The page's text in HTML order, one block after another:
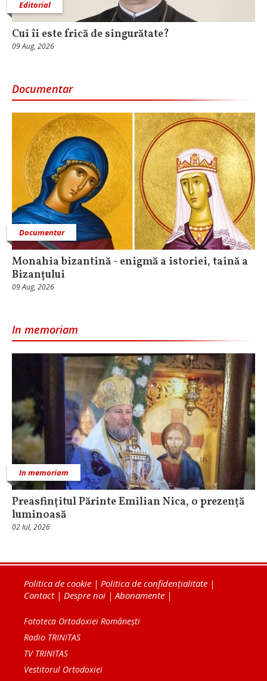
Editorial
Cui îi este frică de singurătate?
09 Aug, 2026
Documentar
Documentar
Monahia bizantină - enigmă a istoriei, taină a
Bizanțului
09 Aug, 2026
In memoriam
In memoriam
Preasfințitul Părinte Emilian Nica, o prezență
luminoasă
02 Iul, 2026
Politica de cookie | Politica de confidențialitate |
Contact| Despre noi |Abonamente |
Fototeca Ortodoxiei Românești
Radio TRINITAS
TV TRINITAS
Vestitorul Ortodoxiei